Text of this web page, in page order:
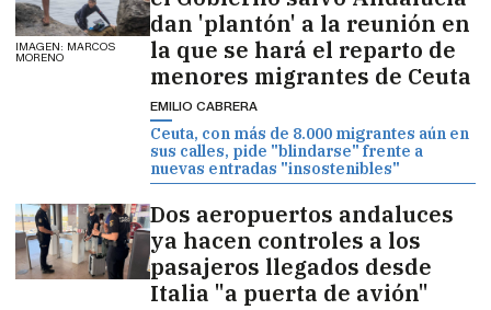
IMAGEN: MARCOS
MORENO
dan 'plantón' a la reunión en
la que se hará el reparto de
menores migrantes de Ceuta
EMILIO CABRERA
Ceuta, con más de 8.000 migrantes aún en
sus calles, pide "blindarse" frente a
nuevas entradas "insostenibles"
Dos aeropuertos andaluces
ya hacen controles a los
pasajeros llegados desde
Italia "a puerta de avión"